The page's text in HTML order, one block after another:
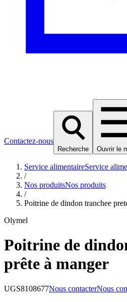
Contactez-nous
Recherche Ouvrir le
Service alimentaireService
/
Nos produitsNos produits
/
Poitrine de dindon tranchee
Olymel
Poitrine de
prête à manger
UGS8108677Nous contacterNous